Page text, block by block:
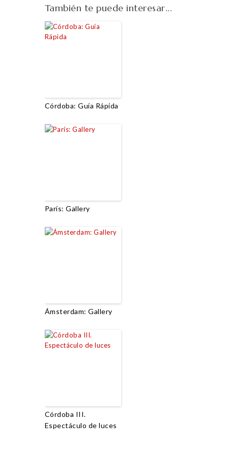
También te puede interesar...
Córdoba: Guía Rápida
París: Gallery
Ámsterdam: Gallery
Córdoba III.
Espectáculo de luces